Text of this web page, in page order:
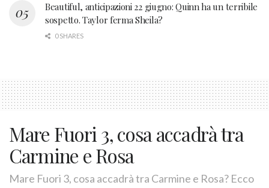
Beautiful, anticipazioni 22 giugno: Quinn ha un terribile
sospetto. Taylor ferma Sheila?
0 SHARES
Mare Fuori 3, cosa accadrà tra
Carmine e Rosa
Mare Fuori 3, cosa accadrà tra Carmine e Rosa? Ecco